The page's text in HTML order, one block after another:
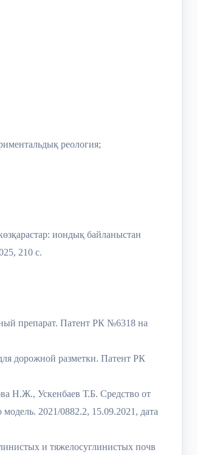
реология;
иондық байланыстан
210 с.
препарат. Патент РК №6318 на
дорожной разметки. Патент РК
Н.Ж., Ускенбаев Т.Б. Средство от
2021/0882.2, 15.09.2021, дата
и тяжелосуглинистых почв